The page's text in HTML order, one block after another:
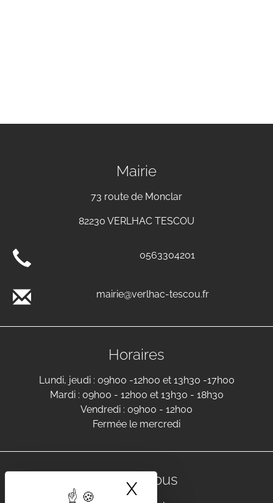
Mairie
73 route de Monclar
82230 VERLHAC TESCOU
0563304201
mairie@verlhac-tescou.fr
Horaires
Lundi, jeudi : 09h00 -12h00 et 13h30 -17h00
Mardi : 09h00 - 12h00 et 13h30 - 18h30
Vendredi : 09h00 - 12h00
Fermée le mercredi
Suivez-nous
X Masquer le